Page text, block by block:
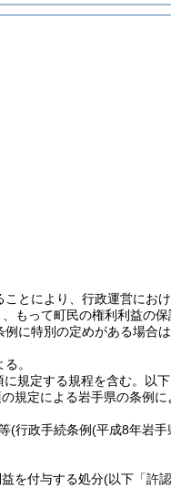
とにより、行政運営にお
もって町民の権利利益の保
に特別の定めがある場合
。
規定する規程を含む。以
規定による岩手県の条例
(行政手続条例(平成8年岩手
を付与する処分(以下「許